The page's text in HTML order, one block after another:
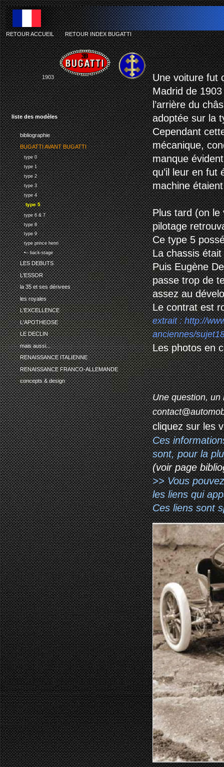
liste des modèles
bibliographie
BUGATTI AVANT BUGATTI
type 0
type 1
type 2
type 3
type 4
type 5
type 6 & 7
type 8
type 9
type prince henri
•-- back-stage
LES DEBUTS
L'ESSOR
la 35 et ses dérivees
les royales
L'EXCELLENCE
L'APOTHEOSE
LE DECLIN
mais aussi...
RENAISSANCE ITALIENNE
RENAISSANCE FRANCO-ALLEMANDE
concepts & design
RETOUR ACCUEIL-RETOUR INDEX BUGATTI
1903
Une voiture fut
Madrid de
l’arrière du
adoptée sur la
Cependant
mécanique,
manque
qu’il leur en fut
machine
Plus tard (on le
pilotage
Ce type 5
La chassis
Puis Eugène
passe trop de
assez au
Le contrat est
extrait :http://
anciennes/
Les photos en
Une question, un
cliquez sur les
Ces
sont, pour la
(voir page
>> Vous
les liens qui
Ces liens sont